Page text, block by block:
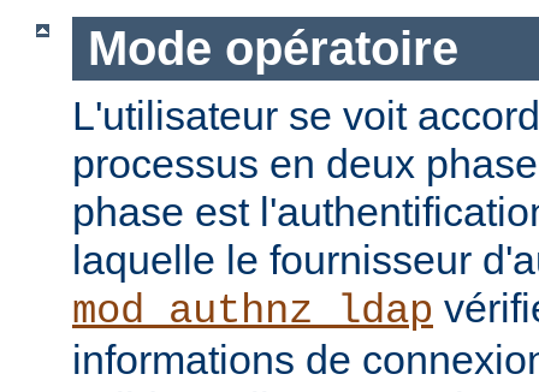
Mode opératoire
L'utilisateur se voit
processus en deux
phase est
laquelle le fournisseur
mod_authnz_ldap
informations de